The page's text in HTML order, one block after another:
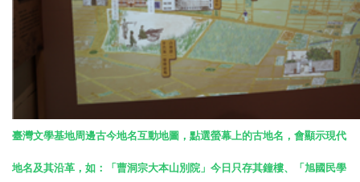
臺灣文學基地周邊古今地名互動地圖，點選螢幕上的古地名，會顯示現代
地名及其沿革，如：「曹洞宗大本山別院」今日只存其鐘樓、「旭國民學